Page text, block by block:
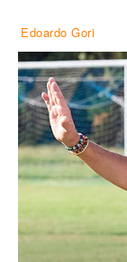
Edoardo Gori